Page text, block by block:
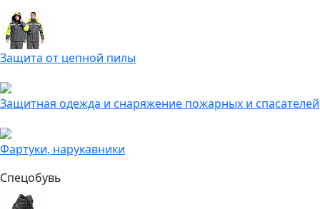
Защита от цепной пилы
Защитная одежда и снаряжение пожарных и спасателей
Фартуки, нарукавники
Спецобувь